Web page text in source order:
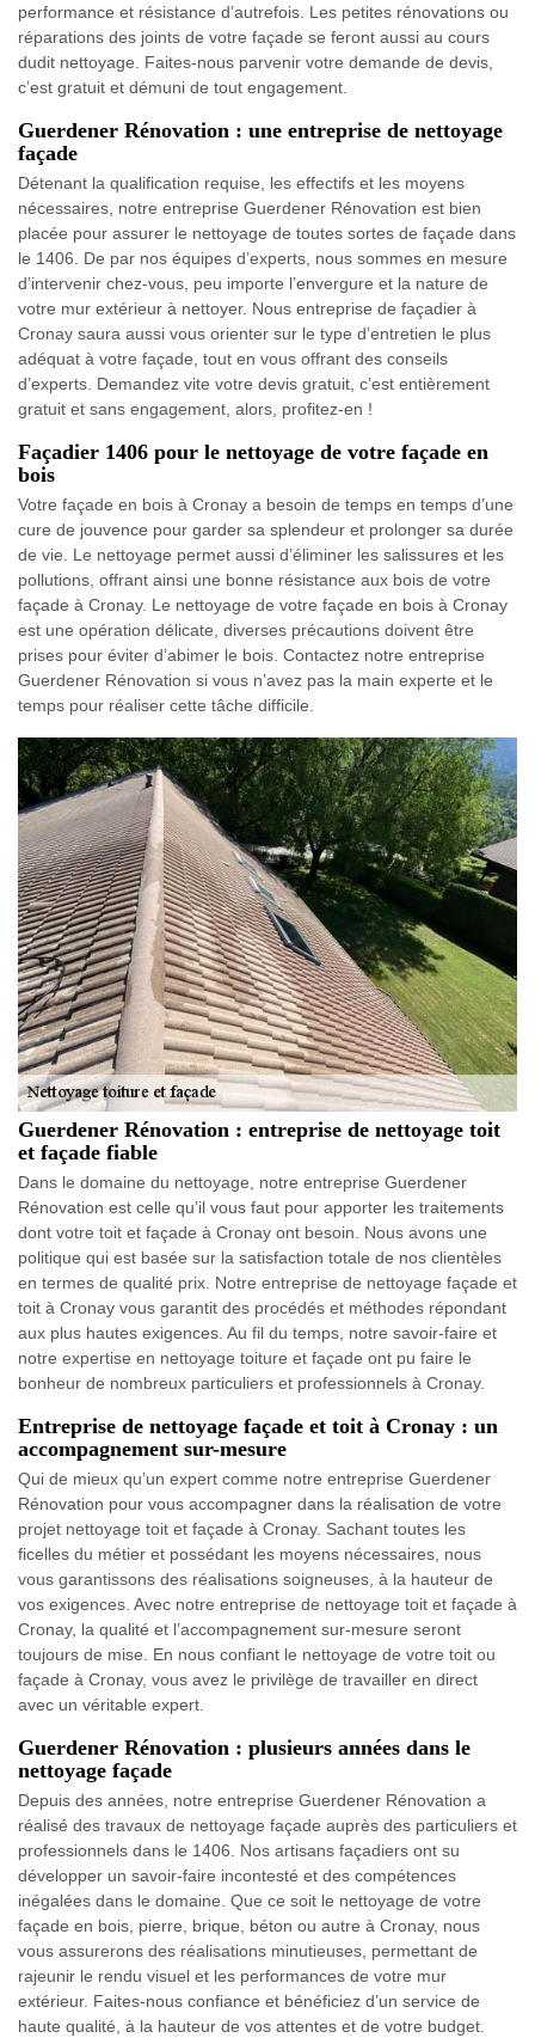
performance et résistance d’autrefois. Les petites rénovations ou
réparations des joints de votre façade se feront aussi au cours
dudit nettoyage. Faites-nous parvenir votre demande de devis,
c’est gratuit et démuni de tout engagement.
Guerdener Rénovation : une entreprise de nettoyage
façade
Détenant la qualification requise, les effectifs et les moyens
nécessaires, notre entreprise Guerdener Rénovation est bien
placée pour assurer le nettoyage de toutes sortes de façade dans
le 1406. De par nos équipes d’experts, nous sommes en mesure
d’intervenir chez-vous, peu importe l’envergure et la nature de
votre mur extérieur à nettoyer. Nous entreprise de façadier à
Cronay saura aussi vous orienter sur le type d’entretien le plus
adéquat à votre façade, tout en vous offrant des conseils
d’experts. Demandez vite votre devis gratuit, c’est entièrement
gratuit et sans engagement, alors, profitez-en !
Façadier 1406 pour le nettoyage de votre façade en
bois
Votre façade en bois à Cronay a besoin de temps en temps d’une
cure de jouvence pour garder sa splendeur et prolonger sa durée
de vie. Le nettoyage permet aussi d’éliminer les salissures et les
pollutions, offrant ainsi une bonne résistance aux bois de votre
façade à Cronay. Le nettoyage de votre façade en bois à Cronay
est une opération délicate, diverses précautions doivent être
prises pour éviter d’abimer le bois. Contactez notre entreprise
Guerdener Rénovation si vous n’avez pas la main experte et le
temps pour réaliser cette tâche difficile.
Guerdener Rénovation : entreprise de nettoyage toit
et façade fiable
Dans le domaine du nettoyage, notre entreprise Guerdener
Rénovation est celle qu’il vous faut pour apporter les traitements
dont votre toit et façade à Cronay ont besoin. Nous avons une
politique qui est basée sur la satisfaction totale de nos clientèles
en termes de qualité prix. Notre entreprise de nettoyage façade et
toit à Cronay vous garantit des procédés et méthodes répondant
aux plus hautes exigences. Au fil du temps, notre savoir-faire et
notre expertise en nettoyage toiture et façade ont pu faire le
bonheur de nombreux particuliers et professionnels à Cronay.
Entreprise de nettoyage façade et toit à Cronay : un
accompagnement sur-mesure
Qui de mieux qu’un expert comme notre entreprise Guerdener
Rénovation pour vous accompagner dans la réalisation de votre
projet nettoyage toit et façade à Cronay. Sachant toutes les
ficelles du métier et possédant les moyens nécessaires, nous
vous garantissons des réalisations soigneuses, à la hauteur de
vos exigences. Avec notre entreprise de nettoyage toit et façade à
Cronay, la qualité et l’accompagnement sur-mesure seront
toujours de mise. En nous confiant le nettoyage de votre toit ou
façade à Cronay, vous avez le privilège de travailler en direct
avec un véritable expert.
Guerdener Rénovation : plusieurs années dans le
nettoyage façade
Depuis des années, notre entreprise Guerdener Rénovation a
réalisé des travaux de nettoyage façade auprès des particuliers et
professionnels dans le 1406. Nos artisans façadiers ont su
développer un savoir-faire incontesté et des compétences
inégalées dans le domaine. Que ce soit le nettoyage de votre
façade en bois, pierre, brique, béton ou autre à Cronay, nous
vous assurerons des réalisations minutieuses, permettant de
rajeunir le rendu visuel et les performances de votre mur
extérieur. Faites-nous confiance et bénéficiez d’un service de
haute qualité, à la hauteur de vos attentes et de votre budget.